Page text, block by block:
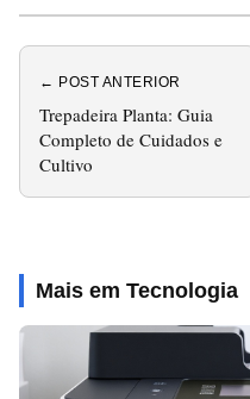
← POST ANTERIOR
Trepadeira Planta: Guia
Completo de Cuidados e
Cultivo
Mais em Tecnologia